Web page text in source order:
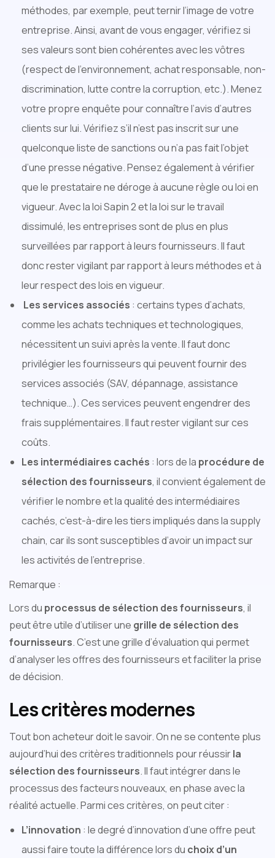
méthodes, par exemple, peut ternir l’image de votre
entreprise. Ainsi, avant de vous engager, vérifiez si
ses valeurs sont bien cohérentes avec les vôtres
(respect de l’environnement, achat responsable, non-
discrimination, lutte contre la corruption, etc.). Menez
votre propre enquête pour connaître l’avis d’autres
clients sur lui. Vérifiez s’il n’est pas inscrit sur une
quelconque liste de sanctions ou n’a pas fait l’objet
d’une presse négative. Pensez également à vérifier
que le prestataire ne déroge à aucune règle ou loi en
vigueur. Avec la loi Sapin 2 et la loi sur le travail
dissimulé, les entreprises sont de plus en plus
surveillées par rapport à leurs fournisseurs. Il faut
donc rester vigilant par rapport à leurs méthodes et à
leur respect des lois en vigueur.
Les services associés : certains types d’achats,
comme les achats techniques et technologiques,
nécessitent un suivi après la vente. Il faut donc
privilégier les fournisseurs qui peuvent fournir des
services associés (SAV, dépannage, assistance
technique…). Ces services peuvent engendrer des
frais supplémentaires. Il faut rester vigilant sur ces
coûts.
Les intermédiaires cachés : lors de la procédure de
sélection des fournisseurs, il convient également de
vérifier le nombre et la qualité des intermédiaires
cachés, c’est-à-dire les tiers impliqués dans la supply
chain, car ils sont susceptibles d’avoir un impact sur
les activités de l’entreprise.
Remarque :
Lors du processus de sélection des fournisseurs, il
peut être utile d’utiliser une grille de sélection des
fournisseurs. C’est une grille d’évaluation qui permet
d’analyser les offres des fournisseurs et faciliter la prise
de décision.
Les critères modernes
Tout bon acheteur doit le savoir. On ne se contente plus
aujourd’hui des critères traditionnels pour réussirla
sélection des fournisseurs. Il faut intégrer dans le
processus des facteurs nouveaux, en phase avec la
réalité actuelle. Parmi ces critères, on peut citer :
L’innovation : le degré d’innovation d’une offre peut
aussi faire toute la différence lors du choix d’un